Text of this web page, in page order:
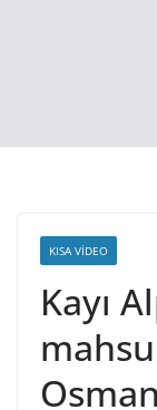
KISA VIDEO
Kayı